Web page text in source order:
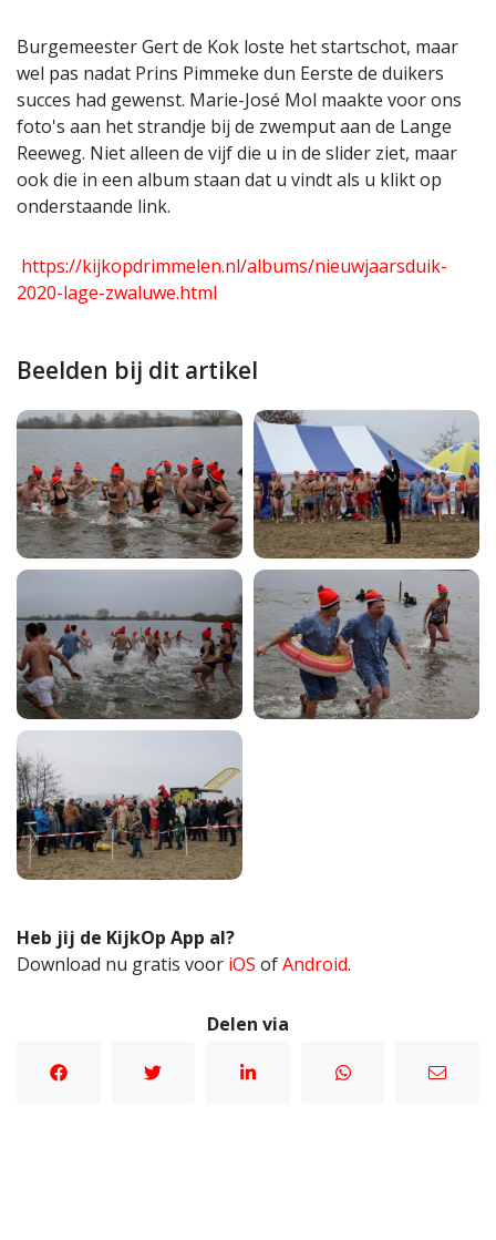
Burgemeester Gert de Kok loste het startschot, maar
wel pas nadat Prins Pimmeke dun Eerste de duikers
succes had gewenst. Marie-José Mol maakte voor ons
foto's aan het strandje bij de zwemput aan de Lange
Reeweg. Niet alleen de vijf die u in de slider ziet, maar
ook die in een album staan dat u vindt als u klikt op
onderstaande link.
https://kijkopdrimmelen.nl/albums/nieuwjaarsduik-
2020-lage-zwaluwe.html
Beelden bij dit artikel
Heb jij de KijkOp App al?
Download nu gratis voor iOS ofAndroid.
Delen via